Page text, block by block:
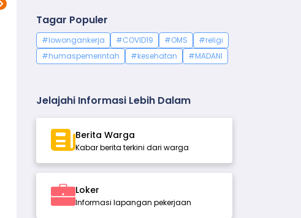
Tagar Populer
#lowongankerja #COVID19 #OMS
#religi
#humaspemerintah
#kesehatan #MADANI
Jelajahi Informasi Lebih Dalam
Berita Warga
Kabar berita terkini dari warga
Loker
Informasi lapangan pekerjaan